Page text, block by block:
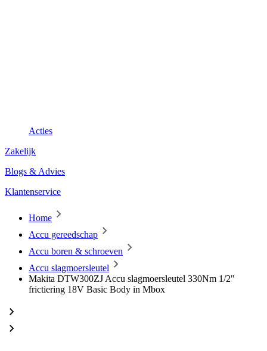
Acties
Zakelijk
Blogs & Advies
Klantenservice
Home
Accu gereedschap
Accu boren & schroeven
Accu slagmoersleutel
Makita DTW300ZJ Accu slagmoersleutel 330Nm 1/2"
frictiering 18V Basic Body in Mbox